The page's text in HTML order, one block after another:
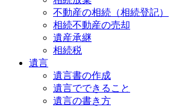
不動産の相続（相続登記）
相続不動産の売却
遺産承継
相続税
遺言
遺言書の作成
遺言でできること
遺言の書き方